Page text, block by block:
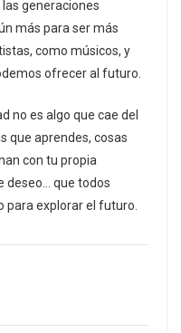
generaciones
más para ser más
como músicos, y
ofrecer al futuro.
no es algo que cae del
que aprendes, cosas
con tu propia
deseo… que todos
para explorar el futuro.